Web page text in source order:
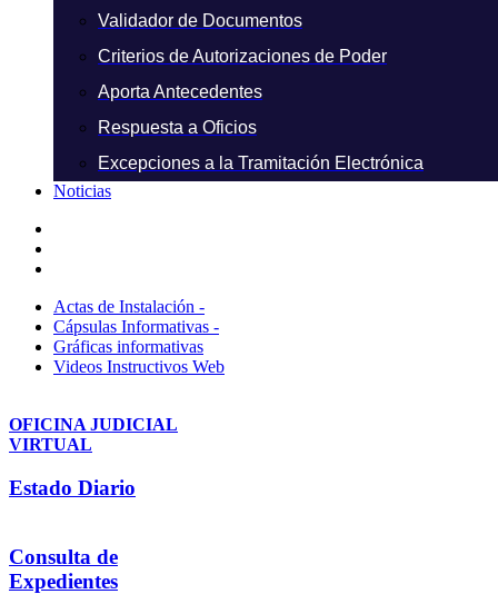
Validador de Documentos
Criterios de Autorizaciones de Poder
Aporta Antecedentes
Respuesta a Oficios
Excepciones a la Tramitación Electrónica
Noticias
Actas de Instalación -
Cápsulas Informativas -
Gráficas informativas
Videos Instructivos Web
OFICINA JUDICIAL
VIRTUAL
Estado Diario
Consulta de
Expedientes